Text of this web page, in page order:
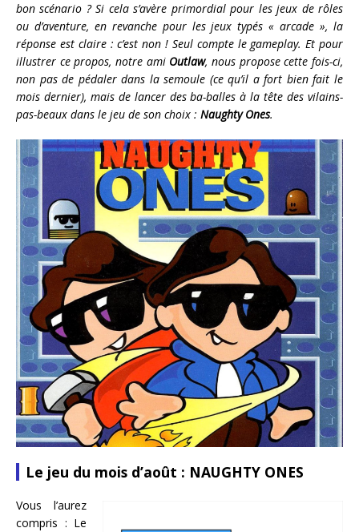
bon scénario ? Si cela s’avère primordial pour les jeux de rôles
ou d’aventure, en revanche pour les jeux typés « arcade », la
réponse est claire : c’est non ! Seul compte le gameplay. Et pour
illustrer ce propos, notre ami Outlaw, nous propose cette fois-ci,
non pas de pédaler dans la semoule (ce qu’il a fort bien fait le
mois dernier), mais de lancer des ba-balles à la tête des vilains-
pas-beaux dans le jeu de son choix : Naughty Ones.
Le jeu du mois d’août : NAUGHTY ONES
Vous l’aurez
compris : Le